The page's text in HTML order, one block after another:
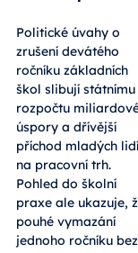
Politické úvahy o
zrušení devátého
ročníku základních
škol slibují státnímu
rozpočtu
úspory a dřívější
příchod mladých lidí
na pracovní trh.
Pohled do školní
praxe ale ukazuje,
pouhé vymazání
jednoho ročníku bez